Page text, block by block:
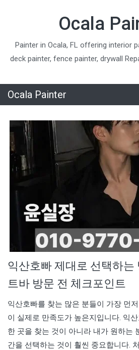
Ocala
Painter in Ocala, FL offering interior
deck painter, fence painter, drywall
Ocala Painter
익산호빠 제대로 선택하는
트바 방문 전 체크포인트
익산호빠를 찾는 많은 분들이 가장 먼
이 실제로 만족도가 높은지입니다. 익
한 곳을 찾는 것이 아니라 내가 원하는
간을 선택하는 것이 훨씬 중요합니다.